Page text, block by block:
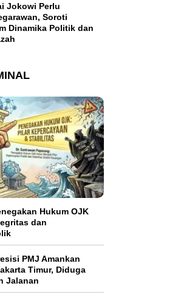
Jokowi Perlu
Soroti
Dinamika Politik dan
Hukum OJK
dan
PMJ Amankan
Timur, Diduga
Jalanan